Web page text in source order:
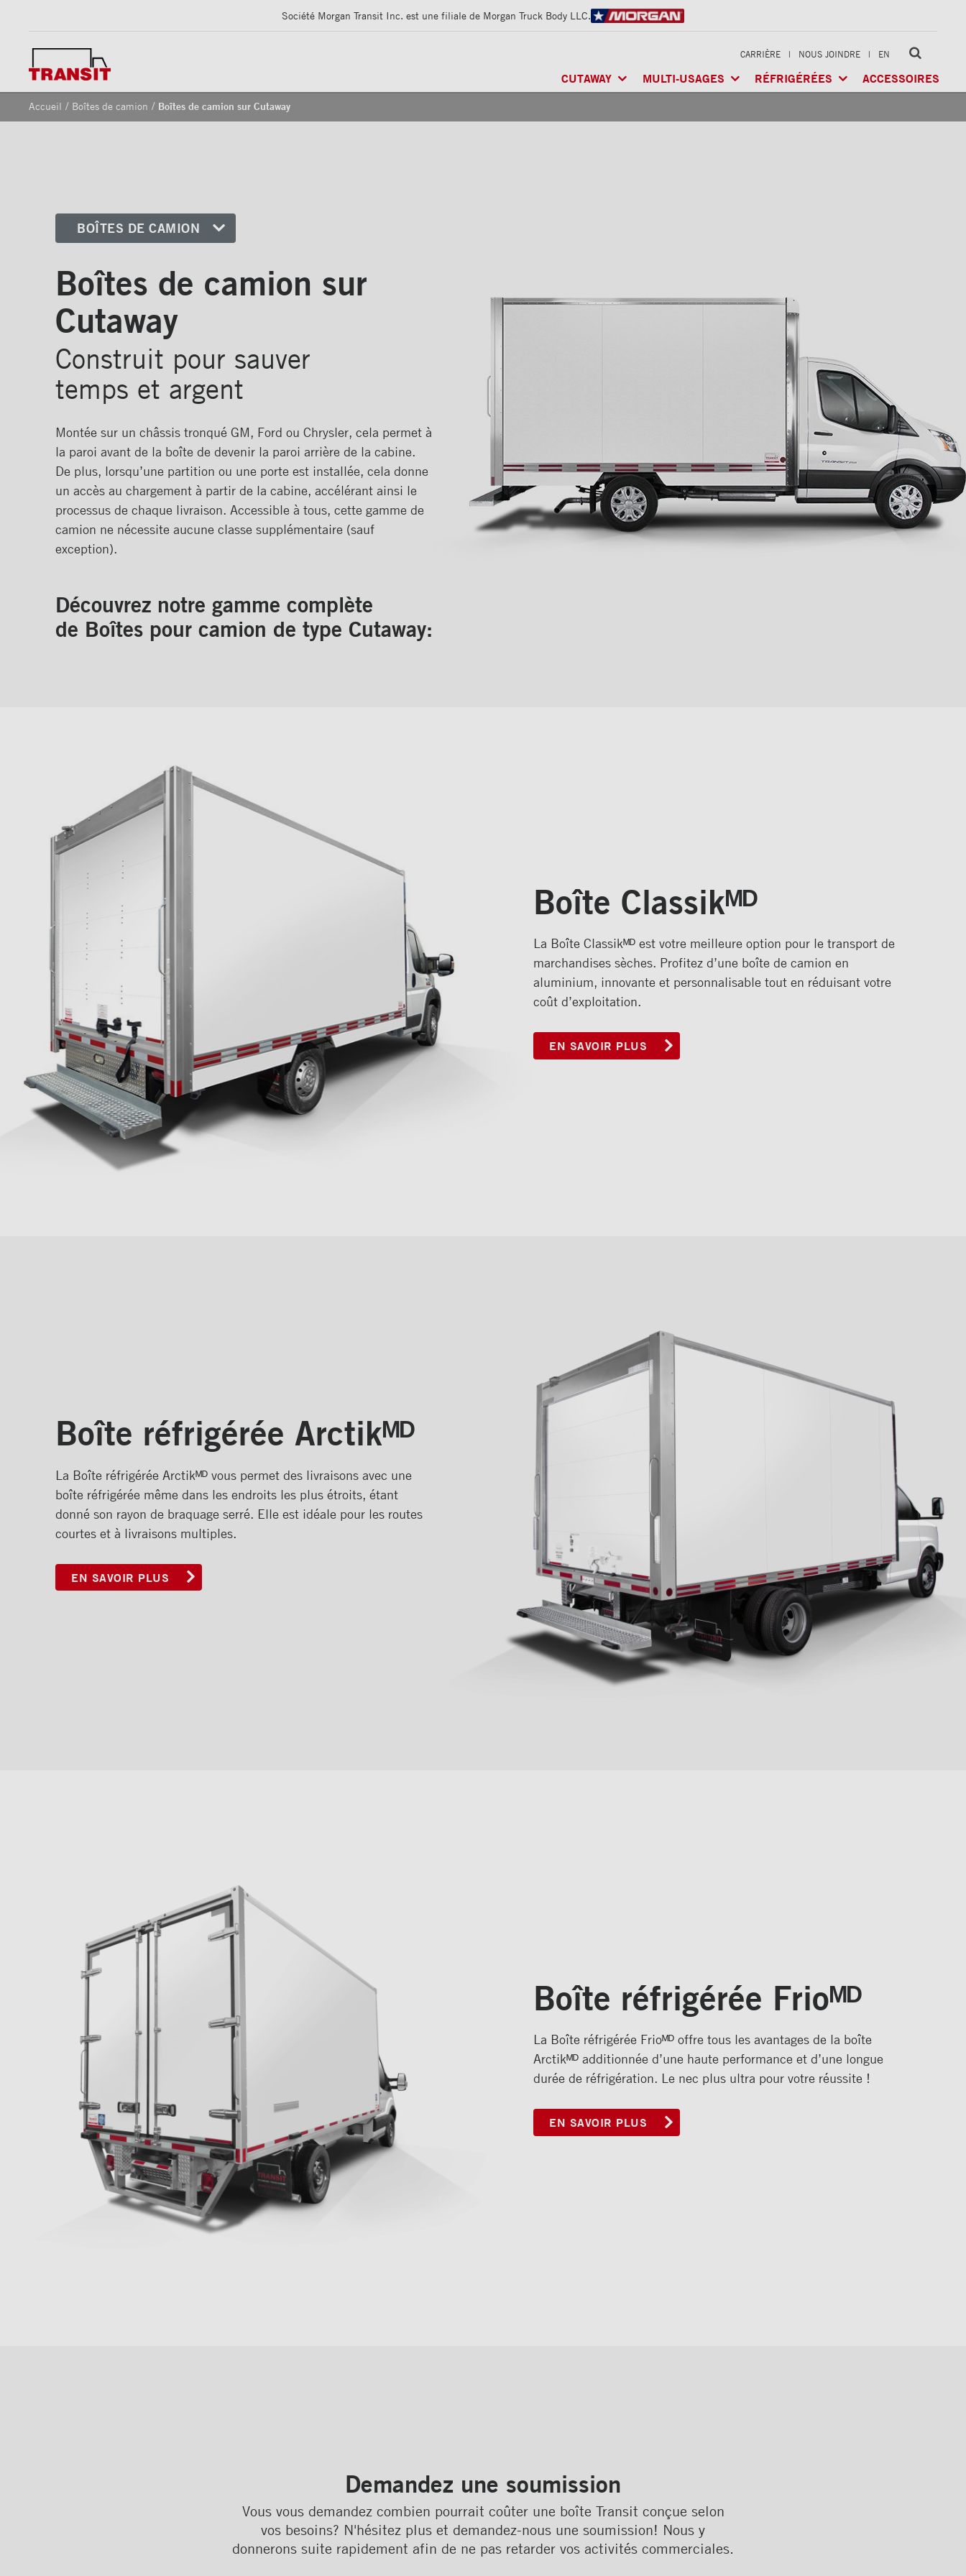
Société Morgan Transit Inc. est une filiale de Morgan Truck Body LLC.
CARRIÈRE | NOUS JOINDRE | EN
CUTAWAY MULTI-USAGES RÉFRIGÉRÉES ACCESSOIRES
Accueil / Boîtes de camion / Boîtes de camion sur Cutaway
BOÎTES DE CAMION
Boîtes de camion Multi-usages
Boîtes de camion réfrigérées
Boîte Cutaway Classikᴹᴰ
Boîte Cutaway Classikᴹᴰ
Boîte Cutaway Frioᴹᴰ
Boîte Cutaway Arctikᴹᴰ
Boîtes de camion sur
Cutaway
Construit pour sauver
temps et argent
Montée sur un châssis tronqué GM, Ford ou Chrysler, cela permet à
la paroi avant de la boîte de devenir la paroi arrière de la cabine.
De plus, lorsqu’une partition ou une porte est installée, cela donne
un accès au chargement à partir de la cabine, accélérant ainsi le
processus de chaque livraison. Accessible à tous, cette gamme de
camion ne nécessite aucune classe supplémentaire (sauf
exception).
Découvrez notre gamme complète
de Boîtes pour camion de type Cutaway:
Boîte Classikᴹᴰ
La Boîte Classikᴹᴰ est votre meilleure option pour le transport de
marchandises sèches. Profitez d’une boîte de camion en
aluminium, innovante et personnalisable tout en réduisant votre
coût d’exploitation.
EN SAVOIR PLUS
Boîte réfrigérée Arctikᴹᴰ
La Boîte réfrigérée Arctikᴹᴰ vous permet des livraisons avec une
boîte réfrigérée même dans les endroits les plus étroits, étant
donné son rayon de braquage serré. Elle est idéale pour les routes
courtes et à livraisons multiples.
EN SAVOIR PLUS
Boîte réfrigérée Frioᴹᴰ
La Boîte réfrigérée Frioᴹᴰ offre tous les avantages de la boîte
Arctikᴹᴰ additionnée d’une haute performance et d’une longue
durée de réfrigération. Le nec plus ultra pour votre réussite !
EN SAVOIR PLUS
Demandez une soumission
Vous vous demandez combien pourrait coûter une boîte Transit conçue selon
vos besoins? N'hésitez plus et demandez-nous une soumission! Nous y
donnerons suite rapidement afin de ne pas retarder vos activités commerciales.